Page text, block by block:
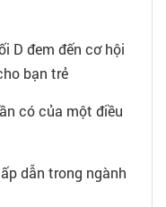
D đem đến cơ hội
bạn trẻ
có của một điều
dẫn trong ngành